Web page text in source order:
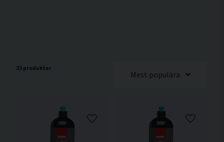
33 produkter
Mest populära